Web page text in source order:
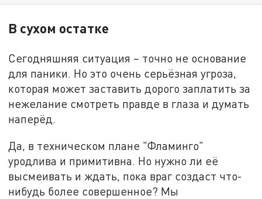
В сухом остатке
Сегодняшняя ситуация – точно не основание
для паники. Но это очень серьёзная угроза,
которая может заставить дорого заплатить за
нежелание смотреть правде в глаза и думать
наперёд.
Да, в техническом плане "Фламинго"
уродлива и примитивна. Но нужно ли её
высмеивать и ждать, пока враг создаст что-
нибудь более совершенное? Мы